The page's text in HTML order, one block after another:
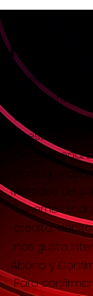
Preguntas
¿Puedo
Si, tenemos
espera, el
nuestros
debe
para que
Metodos de
Tenemos
credito,
nos gusta
Abono y
Para